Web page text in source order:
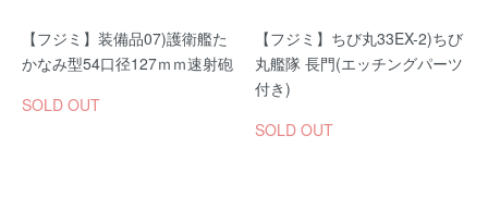
【フジミ】装備品07)護衛艦た
かなみ型54口径127ｍｍ速射砲
SOLD OUT
【フジミ】ちび丸33EX-2)ちび
丸艦隊 長門(エッチングパーツ
付き)
SOLD OUT